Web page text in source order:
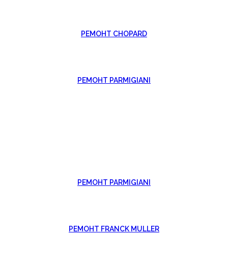
РЕМОНТ CHOPARD
РЕМОНТ PARMIGIANI
РЕМОНТ PARMIGIANI
РЕМОНТ FRANCK MULLER